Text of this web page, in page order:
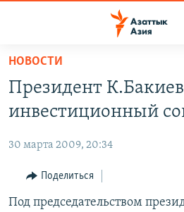
Вернуться
основному
содержанию
навигации
Вернутся
КАЗАХСТАН
УЗБЕКИСТАН
ТАДЖИКИСТАН
НОВОСТИ
НА ДРУГИХ ЯЗЫКАХ
ҚАЗАҚША
КЫРГЫЗЧА
НОВОСТИ
Президент
инвестиционный
30 марта 2009, 20:34
Поделиться
Под председательством